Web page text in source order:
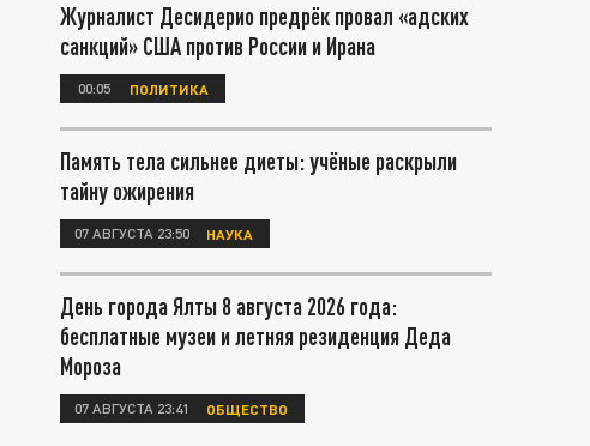
Журналист Десидерио предрёк провал «адских
санкций» США против России и Ирана
00:05 ПОЛИТИКА
Память тела сильнее диеты: учёные раскрыли
тайну ожирения
07 АВГУСТА 23:50 НАУКА
День города Ялты 8 августа 2026 года:
бесплатные музеи и летняя резиденция Деда
Мороза
07 АВГУСТА 23:41 ОБЩЕСТВО